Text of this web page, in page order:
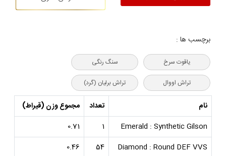
برچسب ها :
یاقوت سرخ سنگ رنگی
تراش اووال تراش برلیان (گرد)
نام تعداد
مجموع وزن (قیراط)
Emerald : Synthetic Gilson
1
0.71
Diamond : Round DEF VVS
54
0.46